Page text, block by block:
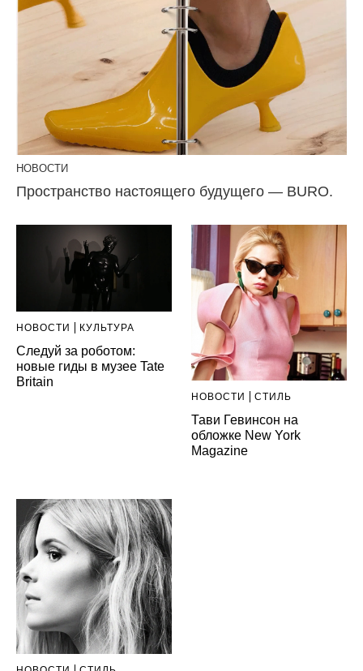
НОВОСТИ
Пространство настоящего будущего — BURO.
НОВОСТИ КУЛЬТУРА
Следуй за роботом:
новые гиды в музее Tate
Britain
НОВОСТИ СТИЛЬ
Тави Гевинсон на
обложке New York
Magazine